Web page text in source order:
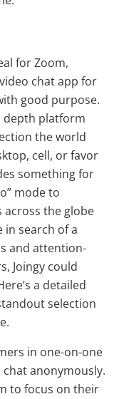
for Zoom,
chat app for
good purpose.
depth platform
the world
cell, or favor
something for
mode to
the globe
in search of a
and attention-
Joingy could
a detailed
selection
in one-on-one
anonymously.
to focus on their